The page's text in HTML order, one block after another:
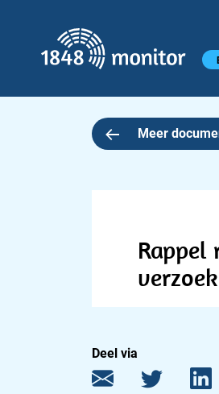
Hoofdmenu
Meer
Deel via